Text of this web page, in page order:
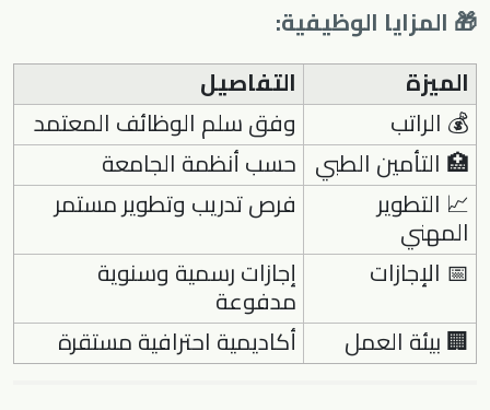
🎁 المزايا الوظيفية:
الميزة
التفاصيل
💰 الراتب
وفق سلم الوظائف المعتمد
🏥 التأمين الطبي حسب أنظمة الجامعة
📈 التطوير
المهني
فرص تدريب وتطوير مستمر
📅 الإجازات
إجازات رسمية وسنوية
مدفوعة
🏢 بيئة العمل
أكاديمية احترافية مستقرة